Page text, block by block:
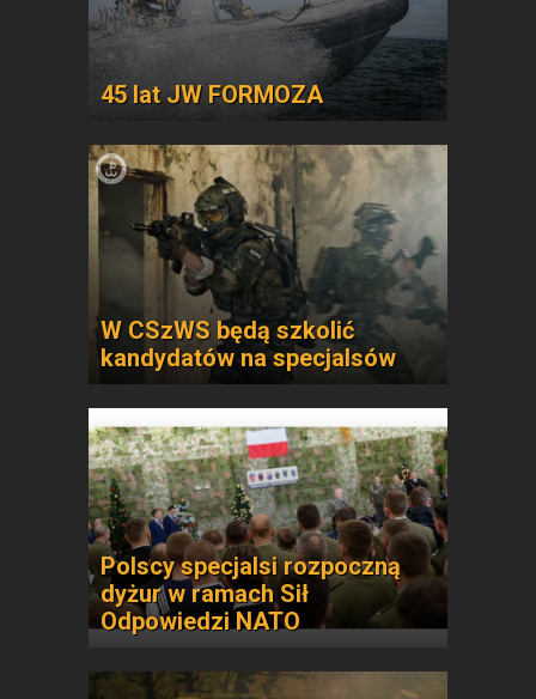
45 lat JW FORMOZA
W CSzWS będą szkolić
kandydatów na specjalsów
Polscy specjalsi rozpoczną
dyżur w ramach Sił
Odpowiedzi NATO